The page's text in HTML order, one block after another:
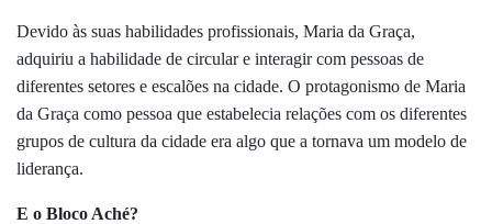
Devido às suas habilidades profissionais, Maria da Graça,
adquiriu a habilidade de circular e interagir com pessoas de
diferentes setores e escalões na cidade. O protagonismo de Maria
da Graça como pessoa que estabelecia relações com os diferentes
grupos de cultura da cidade era algo que a tornava um modelo de
liderança.
E o Bloco Aché?